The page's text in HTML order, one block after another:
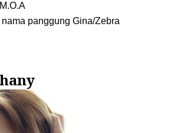
panggung Gina/Zebra
y